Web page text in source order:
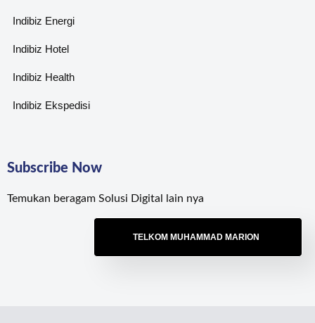
Indibiz Energi
Indibiz Hotel
Indibiz Health
Indibiz Ekspedisi
Subscribe Now
Temukan beragam Solusi Digital lain nya
TELKOM MUHAMMAD MARION